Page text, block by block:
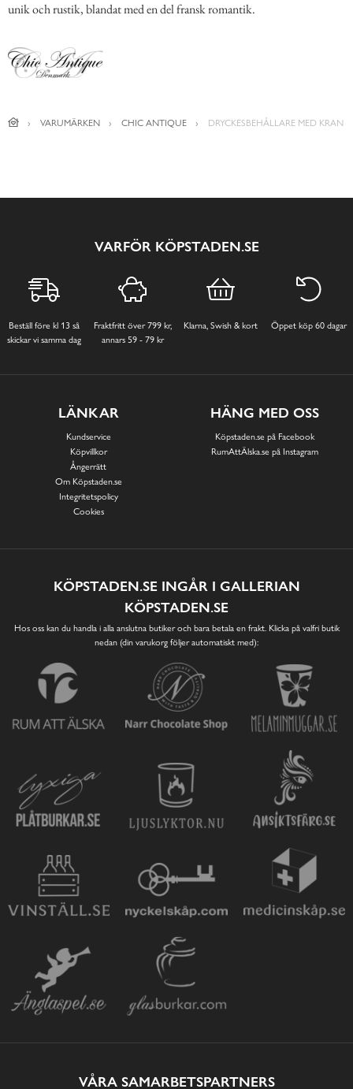
unik och rustik, blandat med en del fransk romantik.
VARUMÄRKEN CHIC ANTIQUE DRYCKESBEHÅLLARE MED KRAN
VARFÖR KÖPSTADEN.SE
Beställ före kl 13 så
skickar vi samma dag
Fraktfritt över 799 kr,
annars 59 - 79 kr
Klarna, Swish & kort Öppet köp 60 dagar
LÄNKAR
Kundservice
Köpvillkor
Ångerrätt
Om Köpstaden.se
Integritetspolicy
Cookies
HÄNG MED OSS
Köpstaden.se på Facebook
RumAttÄlska.se på Instagram
KÖPSTADEN.SE INGÅR I GALLERIAN
KÖPSTADEN.SE
Hos oss kan du handla i alla anslutna butiker och bara betala en frakt. Klicka på valfri butik
nedan (din varukorg följer automatiskt med):
VÅRA SAMARBETSPARTNERS